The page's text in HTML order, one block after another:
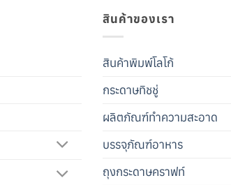
สินค้าของเรา
สินค้าพิมพ์โลโก้
กระดาษทิชชู่
ผลิตภัณฑ์ทำความสะอาด
บรรจุภัณฑ์อาหาร
ถุงกระดาษคราฟท์